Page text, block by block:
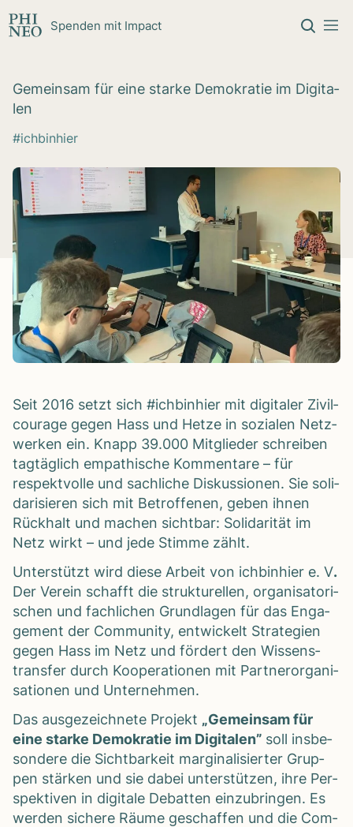
Spenden mit Impact
Gemein­sam für eine starke Demo­kra­tie im Digi­ta­
len
#ichbinhier
Seit 2016 setzt sich #ich­bin­hier mit digi­ta­ler Zivil­
cou­rage gegen Hass und Hetze in sozia­len Netz­
wer­ken ein. Knapp 39.000 Mit­glie­der schrei­ben
tag­täg­lich empa­thi­sche Kom­men­tare – für
respekt­volle und sach­li­che Dis­kus­sio­nen. Sie soli­
da­ri­sie­ren sich mit Betrof­fe­nen, geben ihnen
Rück­halt und machen sicht­bar: Soli­da­ri­tät im
Netz wirkt – und jede Stimme zählt.
Unter­stützt wird diese Arbeit von ich­bin­hier e. V.
Der Ver­ein schafft die struk­tu­rel­len, orga­ni­sa­to­ri­
schen und fach­li­chen Grund­la­gen für das Enga­
ge­ment der Com­mu­nity, ent­wi­ckelt Stra­te­gien
gegen Hass im Netz und för­dert den Wis­sens­
trans­fer durch Koope­ra­tio­nen mit Part­ner­or­ga­ni­
sa­tio­nen und Unter­neh­men.
Das aus­ge­zeich­nete Pro­jekt „Gemein­sam für
eine starke Demo­kra­tie im Digi­ta­len” soll ins­be­
son­dere die Sicht­bar­keit mar­gi­na­li­sier­ter Grup­
pen stär­ken und sie dabei unter­stüt­zen, ihre Per­
spek­ti­ven in digi­tale Debat­ten ein­zu­brin­gen. Es
wer­den sichere Räume geschaf­fen und die Com­